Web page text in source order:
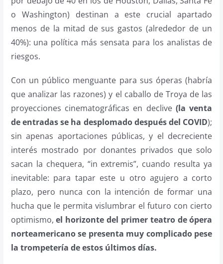
o Washington) destinan a este crucial apartado
menos de la mitad de sus gastos (alrededor de un
40%): una política más sensata para los analistas de
riesgos.
Con un público menguante para sus óperas (habría
que analizar las razones) y el caballo de Troya de las
proyecciones cinematográficas en declive(la venta
de entradas se ha desplomado después del COVID);
sin apenas aportaciones públicas, y el decreciente
interés mostrado por donantes privados que solo
sacan la chequera, “in extremis”, cuando resulta ya
inevitable: para tapar este u otro agujero a corto
plazo, pero nunca con la intención de formar una
hucha que le permita vislumbrar el futuro con cierto
optimismo,el horizonte del primer teatro de ópera
norteamericano se presenta muy complicado pese
la trompetería de estos últimos días.